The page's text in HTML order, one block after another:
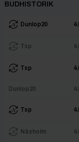
BUDHISTORIK
Dunlop20
Tsp
Tsp
Dunlop20
Tsp
Näsholm